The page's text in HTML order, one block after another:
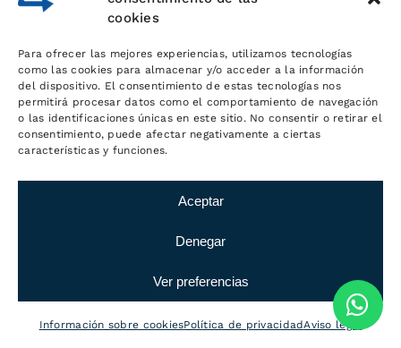
cookies
Para ofrecer las mejores experiencias, utilizamos tecnologías
como las cookies para almacenar y/o acceder a la información
del dispositivo. El consentimiento de estas tecnologías nos
permitirá procesar datos como el comportamiento de navegación
o las identificaciones únicas en este sitio. No consentir o retirar el
consentimiento, puede afectar negativamente a ciertas
características y funciones.
Aceptar
Denegar
Ver preferencias
Información sobre cookiesPolítica de privacidadAviso legal
LOGÍSTICA MC
20 años en el mundo de la logística y
el transporte,Logística MC
nació con
la idea de dar el mejor servicio
logístico a sus clientes, entre los que